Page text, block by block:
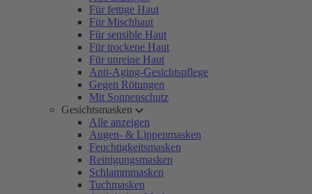
Für fettige Haut
Für Mischhaut
Für sensible Haut
Für trockene Haut
Für unreine Haut
Anti-Aging-Gesichtspflege
Gegen Rötungen
Mit Sonnenschutz
Gesichtsmasken
Alle anzeigen
Augen- & Lippenmasken
Feuchtigkeitsmasken
Reinigungsmasken
Schlammmasken
Tuchmasken